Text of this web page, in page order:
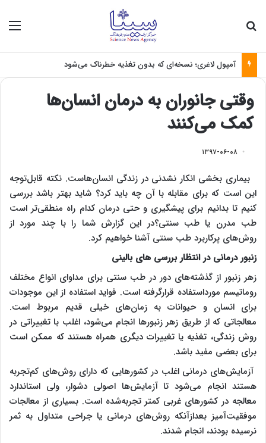
آمپول لاغری؛ نسخه‌ای که بدون تغذیه خطرناک می‌شود
وقتی جانوران به درمان انسان‌ها
کمک می‌کنند
۱۳۹۷-۰۶-۰۸
بیماری بخشی انکار نشدنی در زندگی انسان‌هاست. نکته‌ قابل‌توجه
این است که برای مقابله با آن چه باید کرد؟ شاید بهتر باشد بررسی
کنیم تا بدانیم برای پیشگیری و حتی درمان کدام راه منطقی‌تر است
طب مدرن یا طب سنتی؟در این گزارش شما را با چند مورد از
روش‌های پرکاربرد طب سنتی آشنا خواهیم کرد.
زنبور درمانی در انتظار بررسی های بالینی
زهر زنبور از گذشته‌های دور در طب سنتی برای مداوای انواع مختلف
روماتیسم مورداستفاده قرارگرفته است. فواید استفاده از این موجودات
برای انسان و حیوانات به زمان‌های خیلی قدیم مربوط است.
معالجاتی که از طریق زهر زنبورها انجام می‌شود، اغلب با تغییراتی در
روش زندگی، تغذیه یا تغییرات دیگری همراه هستند که ممکن است
برای بعضی مفید باشد.
آزمایش‌های درمانی اغلب در کشورهایی که دارای روش‌های کم‌تجربه
هستند انجام می‌شود تا آزمایش‌ها اصولی دشوار، ولی استاندارد
معالجه در کشورهای غربی کمتر تجربه‌شده است. بسیاری از معالجات
موفقیت‌آمیز بعدازآنکه روش‌های درمانی یا جراحی متداول به ثمر
نرسیده بودند، انجام شدند.